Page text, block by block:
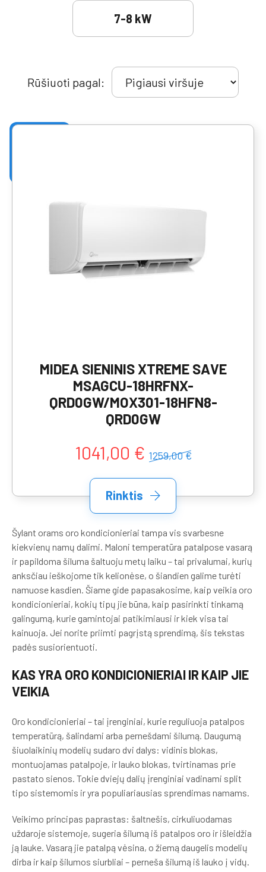
7-8 kW
Rūšiuoti pagal:
MIDEA SIENINIS XTREME SAVE
MSAGCU-18HRFNX-
QRD0GW/MOX301-18HFN8-
QRD0GW
1041,00 € 1259,00 €
Rinktis
Šylant orams oro kondicionieriai tampa vis svarbesne
kiekvienų namų dalimi. Maloni temperatūra patalpose vasarą
ir papildoma šiluma šaltuoju metų laiku – tai privalumai, kurių
anksčiau ieškojome tik kelionėse, o šiandien galime turėti
namuose kasdien. Šiame gide papasakosime, kaip veikia oro
kondicionieriai, kokių tipų jie būna, kaip pasirinkti tinkamą
galingumą, kurie gamintojai patikimiausi ir kiek visa tai
kainuoja. Jei norite priimti pagrįstą sprendimą, šis tekstas
padės susiorientuoti.
KAS YRA ORO KONDICIONIERIAI IR KAIP JIE
VEIKIA
Oro kondicionieriai – tai įrenginiai, kurie reguliuoja patalpos
temperatūrą, šalindami arba pernešdami šilumą. Daugumą
šiuolaikinių modelių sudaro dvi dalys: vidinis blokas,
montuojamas patalpoje, ir lauko blokas, tvirtinamas prie
pastato sienos. Tokie dviejų dalių įrenginiai vadinami split
tipo sistemomis ir yra populiariausias sprendimas namams.
Veikimo principas paprastas: šaltnešis, cirkuliuodamas
uždaroje sistemoje, sugeria šilumą iš patalpos oro ir išleidžia
ją lauke. Vasarą jie patalpą vėsina, o žiemą daugelis modelių
dirba ir kaip šilumos siurbliai – perneša šilumą iš lauko į vidų.